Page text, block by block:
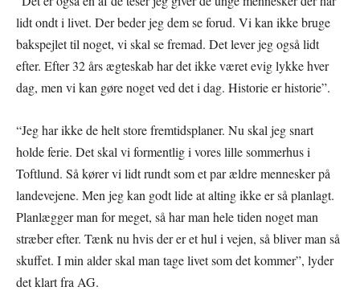
lidt ondt i livet. Der beder jeg dem se forud. Vi kan ikke bruge
bakspejlet til noget, vi skal se fremad. Det lever jeg også lidt
efter. Efter 32 års ægteskab har det ikke været evig lykke hver
dag, men vi kan gøre noget ved det i dag. Historie er historie”.
“Jeg har ikke de helt store fremtidsplaner. Nu skal jeg snart
holde ferie. Det skal vi formentlig i vores lille sommerhus i
Toftlund. Så kører vi lidt rundt som et par ældre mennesker på
landevejene. Men jeg kan godt lide at alting ikke er så planlagt.
Planlægger man for meget, så har man hele tiden noget man
stræber efter. Tænk nu hvis der er et hul i vejen, så bliver man så
skuffet. I min alder skal man tage livet som det kommer”, lyder
det klart fra AG.